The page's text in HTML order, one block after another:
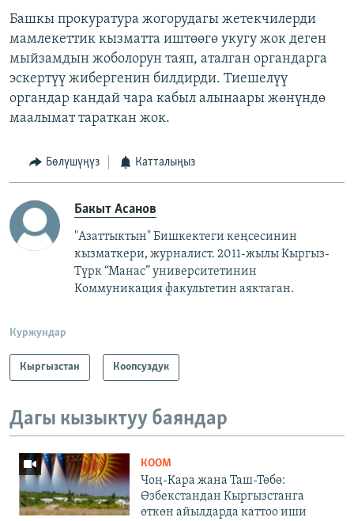
Башкы прокуратура жогорудагы жетекчилерди
мамлекеттик кызматта иштөөгө укугу жок деген
мыйзамдын жоболорун таяп, аталган органдарга
эскертүү жибергенин билдирди. Тиешелүү
органдар кандай чара кабыл алынаары жөнүндө
маалымат тараткан жок.
Бөлүшүңүз Катталыңыз
Бакыт Асанов
"Азаттыктын" Бишкектеги кеңсесинин
кызматкери, журналист. 2011-жылы Кыргыз-
Түрк “Манас” университетинин
Коммуникация факультетин аяктаган.
Куржундар
Кыргызстан Коопсуздук
Дагы кызыктуу баяндар
КООМ
Чоң-Кара жана Таш-Төбө:
Өзбекстандан Кыргызстанга
өткөн айылдарда каттоо иши